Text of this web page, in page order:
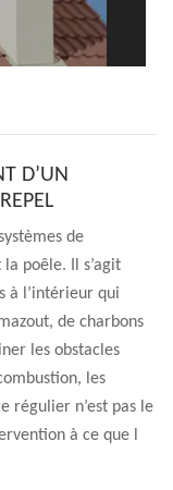
D’UN
de
poêle. Il s’agit
à l’intérieur qui
de charbons
les obstacles
les
régulier n’est pas le
à ce que l